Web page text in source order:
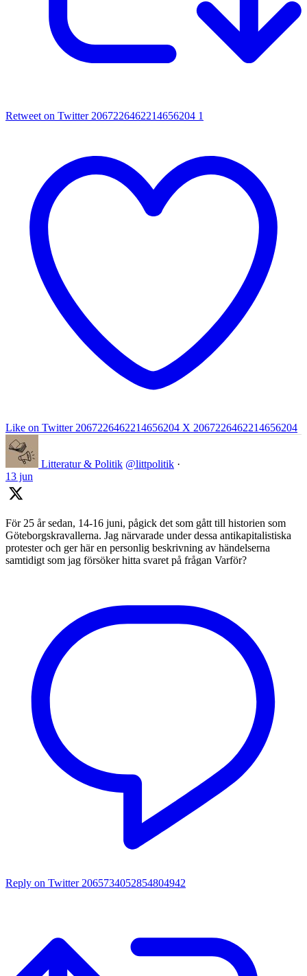
Retweet on Twitter 2067226462214656204 1
Like on Twitter 2067226462214656204 X 2067226462214656204
Litteratur & Politik @littpolitik ·
13 jun
För 25 år sedan, 14-16 juni, pågick det som gått till historien som
Göteborgskravallerna. Jag närvarade under dessa antikapitalistiska
protester och ger här en personlig beskrivning av händelserna
samtidigt som jag försöker hitta svaret på frågan Varför?
Reply on Twitter 2065734052854804942